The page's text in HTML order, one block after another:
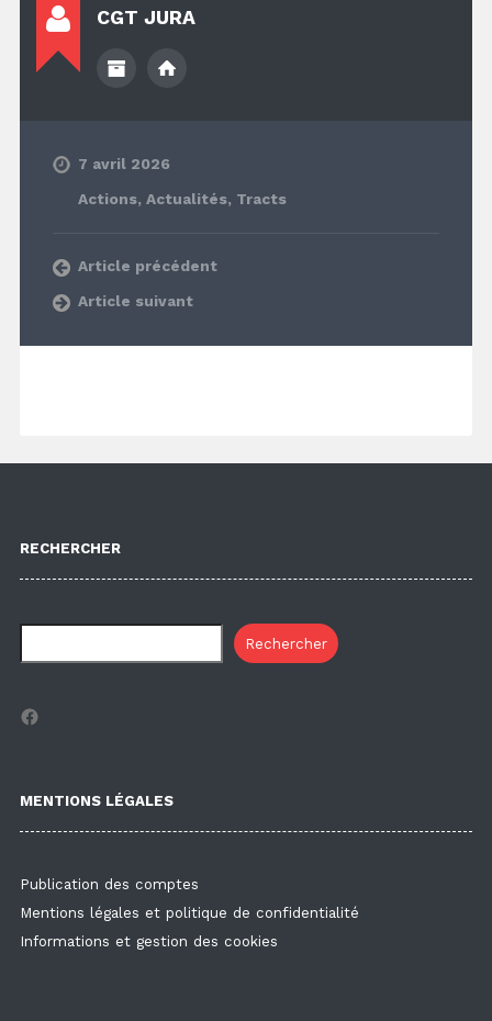
CGT JURA
7 avril 2026
Actions, Actualités, Tracts
Article précédent
Article suivant
RECHERCHER
Rechercher
Facebook
MENTIONS LÉGALES
Publication des comptes
Mentions légales et politique de confidentialité
Informations et gestion des cookies